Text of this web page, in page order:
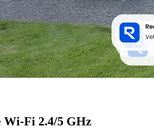
Wi-Fi 2.4/5 GHz